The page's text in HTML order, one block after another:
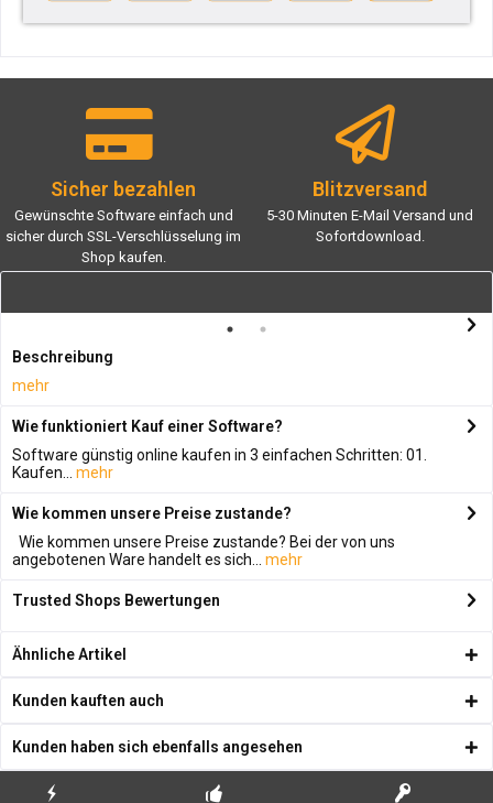
Sicher bezahlen
Gewünschte Software einfach und
sicher durch SSL-Verschlüsselung im
Shop kaufen.
Blitzversand
5-30 Minuten E-Mail Versand und
Sofortdownload.
Beschreibung
mehr
Wie funktioniert Kauf einer Software?
Software günstig online kaufen in 3 einfachen Schritten: 01.
Kaufen...
mehr
Wie kommen unsere Preise zustande?
Wie kommen unsere Preise zustande? Bei der von uns
angebotenen Ware handelt es sich...
mehr
Trusted Shops Bewertungen
Ähnliche Artikel
Kunden kauften auch
Kunden haben sich ebenfalls angesehen